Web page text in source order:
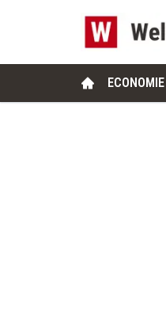
ECONOMIE